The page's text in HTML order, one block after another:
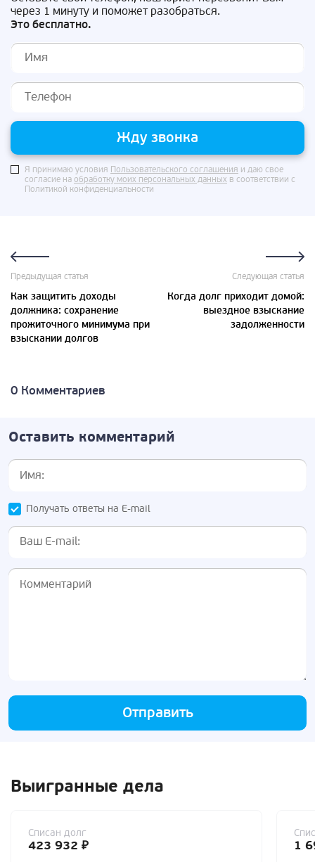
через 1 минуту и поможет разобраться.
Это бесплатно.
Жду звонка
Я принимаю условия Пользовательского соглашения и даю свое
согласие на обработку моих персональных данных в соответствии с
Политикой конфиденциальности
Предыдущая статья
Как защитить доходы
должника: сохранение
прожиточного минимума при
взыскании долгов
Следующая статья
Когда долг приходит домой:
выездное взыскание
задолженности
0 Комментариев
Оставить комментарий
Получать ответы на E-mail
Отправить
Выигранные дела
Списан долг
423 932 ₽ 1